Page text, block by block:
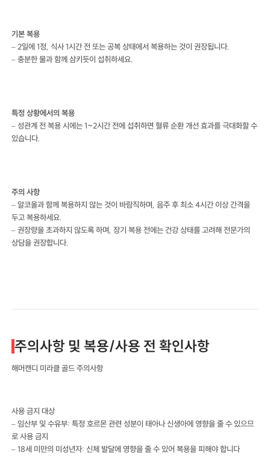
기본 복용
– 2일에 1정, 식사 1시간 전 또는 공복 상태에서 복용하는 것이 권장됩니다.
– 충분한 물과 함께 삼키듯이 섭취하세요.
특정 상황에서의 복용
– 성관계 전 복용 시에는 1~2시간 전에 섭취하면 혈류 순환 개선 효과를 극대화할 수
있습니다.
주의 사항
– 알코올과 함께 복용하지 않는 것이 바람직하며, 음주 후 최소 4시간 이상 간격을
두고 복용하세요.
– 권장량을 초과하지 않도록 하며, 장기 복용 전에는 건강 상태를 고려해 전문가의
상담을 권장합니다.
주의사항 및 복용/사용 전 확인사항
해머캔디 미라클 골드 주의사항
사용 금지 대상
– 임산부 및 수유부: 특정 호르몬 관련 성분이 태아나 신생아에 영향을 줄 수 있으므
로 사용 금지
– 18세 미만의 미성년자: 신체 발달에 영향을 줄 수 있어 복용을 피해야 합니다